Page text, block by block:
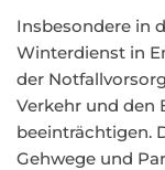
Insbesondere in
Winterdienst in
der
Verkehr und den
beeinträchtigen.
Gehwege und